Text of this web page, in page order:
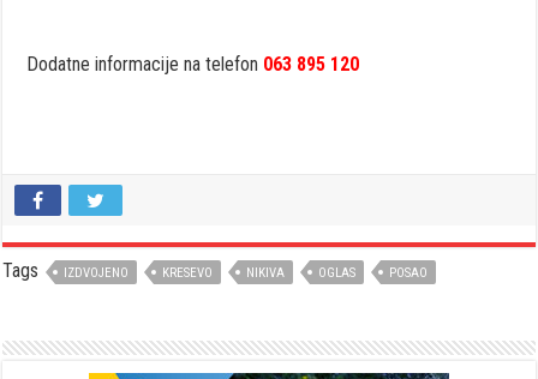
Dodatne informacije na telefon 063 895 120
Tags IZDVOJENO KRESEVO NIKIVA OGLAS POSAO